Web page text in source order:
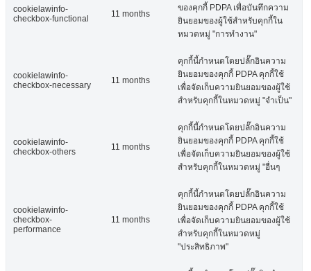
cookielawinfo-
checkbox-functional
11 months
ของคุกกี้ PDPA เพื่อบันทึกความ
ยินยอมของผู้ใช้สำหรับคุกกี้ใน
หมวดหมู่ "การทำงาน"
cookielawinfo-
checkbox-necessary
11 months
คุกกี้นี้กำหนดโดยปลั๊กอินความ
ยินยอมของคุกกี้ PDPA คุกกี้ใช้
เพื่อจัดเก็บความยินยอมของผู้ใช้
สำหรับคุกกี้ในหมวดหมู่ "จำเป็น"
cookielawinfo-
checkbox-others
11 months
คุกกี้นี้กำหนดโดยปลั๊กอินความ
ยินยอมของคุกกี้ PDPA คุกกี้ใช้
เพื่อจัดเก็บความยินยอมของผู้ใช้
สำหรับคุกกี้ในหมวดหมู่ "อื่นๆ
cookielawinfo-
checkbox-
performance
11 months
คุกกี้นี้กำหนดโดยปลั๊กอินความ
ยินยอมของคุกกี้ PDPA คุกกี้ใช้
เพื่อจัดเก็บความยินยอมของผู้ใช้
สำหรับคุกกี้ในหมวดหมู่
"ประสิทธิภาพ"